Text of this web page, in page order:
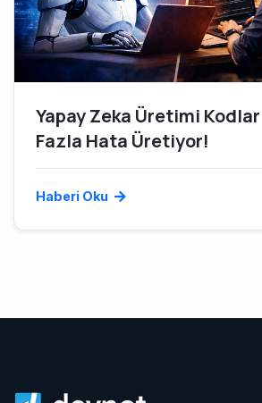
Yapay Zeka Üretimi Kodlar
Fazla Hata Üretiyor!
Haberi Oku